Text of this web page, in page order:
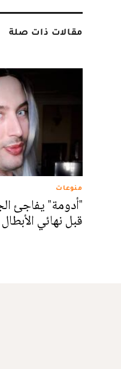
مقالات ذات صلة
منوعات
"أدومة" يفاجئ
قبل نهائي الأبطال